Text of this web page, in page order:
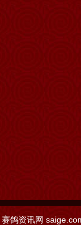
赛鸽资讯网